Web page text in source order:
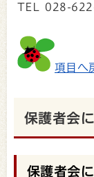
TEL 028-
項目へ
保護者会
保護者会